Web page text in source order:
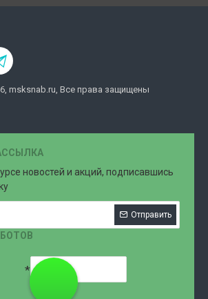
msksnab.ru, Все права защищены
новостей и акций, подписавшись
Отправить